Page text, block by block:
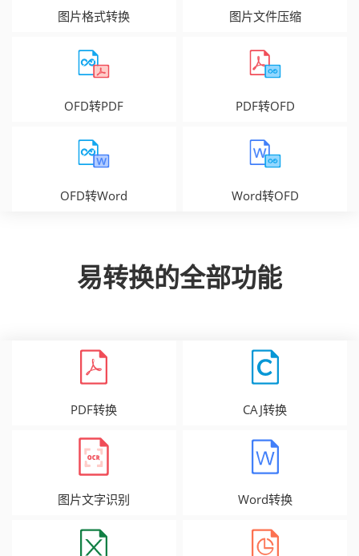
图片格式转换 图片文件压缩
OFD转PDF PDF转OFD
OFD转Word Word转OFD
易转换的全部功能
PDF转换 CAJ转换
图片文字识别 Word转换